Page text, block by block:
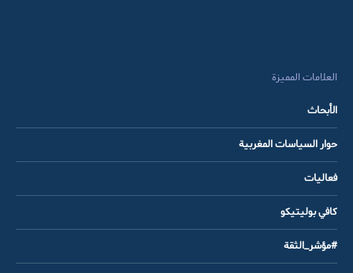
العلامات المميزة
الأبحاث
حوار السياسات المغربية
فعاليات
كافي بوليتيكو
#مؤشر_الثقة